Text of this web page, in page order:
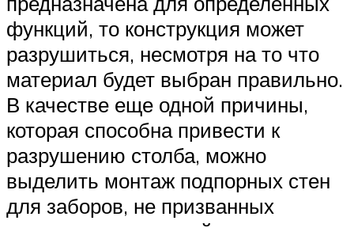
функций, то конструкция может
разрушиться, несмотря на то что
материал будет выбран правильно.
В качестве еще одной причины,
которая способна привести к
разрушению столба, можно
выделить монтаж подпорных стен
для заборов, не призванных